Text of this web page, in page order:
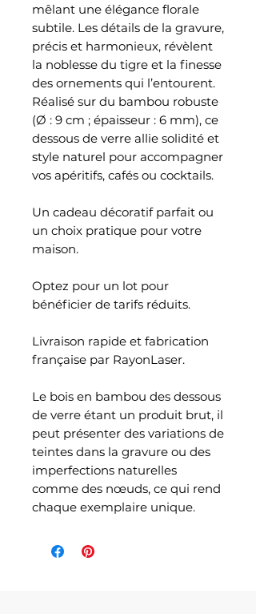
mêlant une élégance florale
subtile. Les détails de la gravure,
précis et harmonieux, révèlent
la noblesse du tigre et la finesse
des ornements qui l’entourent.
Réalisé sur du bambou robuste
(Ø : 9 cm ; épaisseur : 6 mm), ce
dessous de verre allie solidité et
style naturel pour accompagner
vos apéritifs, cafés ou cocktails.
Un cadeau décoratif parfait ou
un choix pratique pour votre
maison.
Optez pour un lot pour
bénéficier de tarifs réduits.
Livraison rapide et fabrication
française par RayonLaser.
Le bois en bambou des dessous
de verre étant un produit brut, il
peut présenter des variations de
teintes dans la gravure ou des
imperfections naturelles
comme des nœuds, ce qui rend
chaque exemplaire unique.